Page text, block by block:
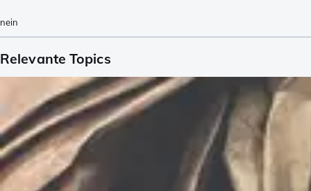
nein
Relevante Topics